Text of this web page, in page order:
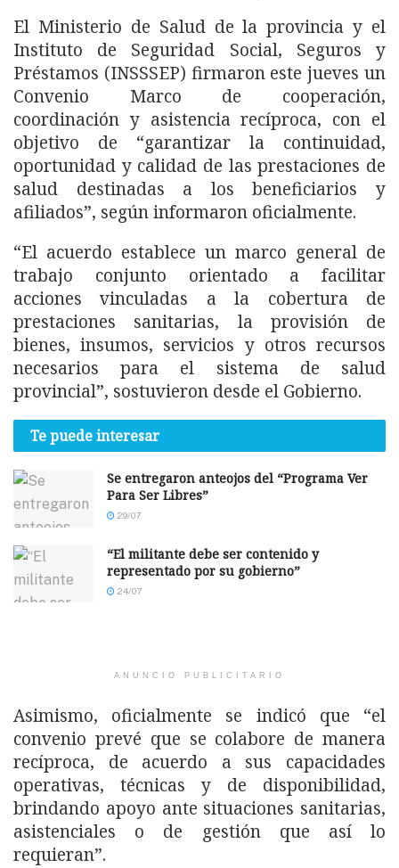
El Ministerio de Salud de la provincia y el
Instituto de Seguridad Social, Seguros y
Préstamos (INSSSEP) firmaron este jueves un
Convenio Marco de cooperación,
coordinación y asistencia recíproca, con el
objetivo de “garantizar la continuidad,
oportunidad y calidad de las prestaciones de
salud destinadas a los beneficiarios y
afiliados”, según informaron oficialmente.
“El acuerdo establece un marco general de
trabajo conjunto orientado a facilitar
acciones vinculadas a la cobertura de
prestaciones sanitarias, la provisión de
bienes, insumos, servicios y otros recursos
necesarios para el sistema de salud
provincial”, sostuvieron desde el Gobierno.
Te puede interesar
Se entregaron anteojos del “Programa Ver
Para Ser Libres”
29/07
“El militante debe ser contenido y
representado por su gobierno”
24/07
ANUNCIO PUBLICITARIO
Asimismo, oficialmente se indicó que “el
convenio prevé que se colabore de manera
recíproca, de acuerdo a sus capacidades
operativas, técnicas y de disponibilidad,
brindando apoyo ante situaciones sanitarias,
asistenciales o de gestión que así lo
requieran”.